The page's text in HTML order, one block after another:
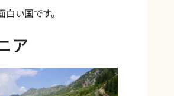
い国です。
ア